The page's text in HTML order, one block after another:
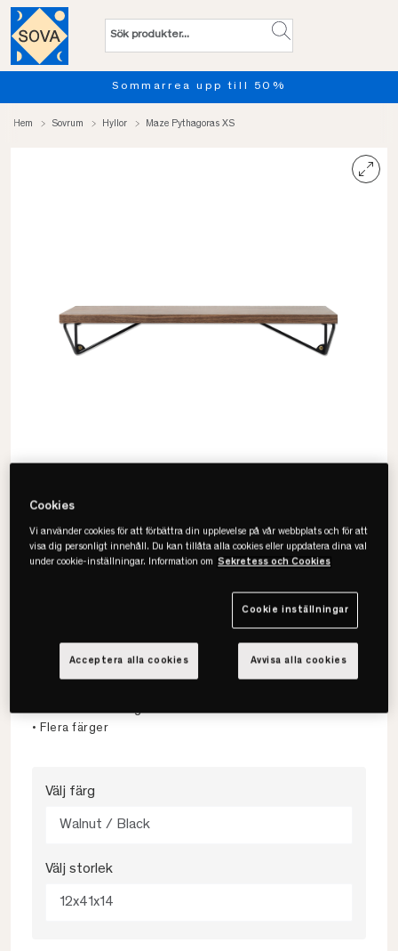
Sommarrea upp till 50%
Hem Sovrum Hyllor Maze Pythagoras XS
Pythagoras XS
• Praktisk förvaring
• Flera färger
Välj färg
Walnut / Black
Välj storlek
12x41x14
Cookies
Vi använder cookies för att förbättra din upplevelse på vår webbplats och för att
visa dig personligt innehåll. Du kan tillåta alla cookies eller uppdatera dina val
under cookie-inställningar. Information om Sekretess och Cookies
Cookie inställningar
Avvisa alla cookies
Acceptera alla cookies